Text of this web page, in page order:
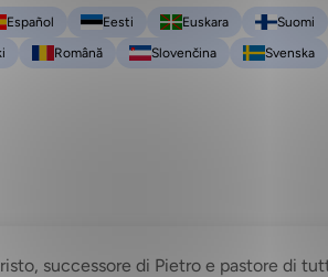
Español Eesti Euskara Suomi
Română Slovenčina Svenska
successore di Pietro e pastore di